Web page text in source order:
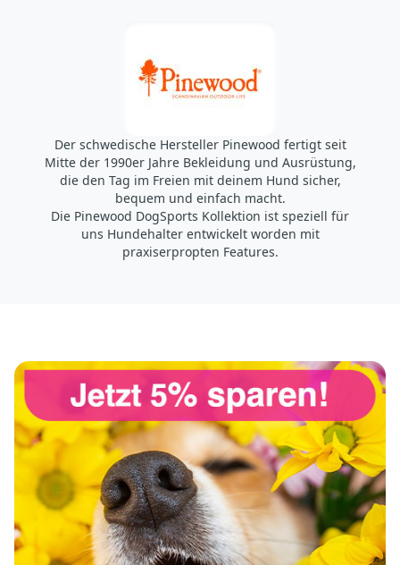
Der schwedische Hersteller Pinewood fertigt seit
Mitte der 1990er Jahre Bekleidung und Ausrüstung,
die den Tag im Freien mit deinem Hund sicher,
bequem und einfach macht.
Die Pinewood DogSports Kollektion ist speziell für
uns Hundehalter entwickelt worden mit
praxiserpropten Features.